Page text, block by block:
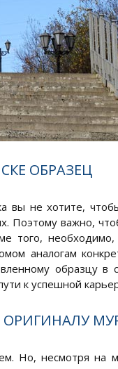
ОБРАЗЕЦ
не хотите,
Поэтому важно,
того,
аналогам
образцу
к успешной
Но, несмотря